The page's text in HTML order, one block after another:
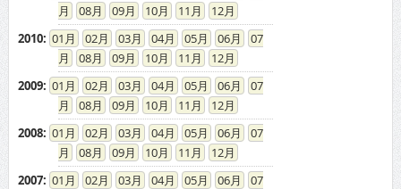
08
09 10 11
12
2010: 01 02 03 04 05 06
07
08
09 10 11
12
2009: 01 02 03 04 05 06
07
08
09 10 11
12
2008: 01 02 03 04 05 06
07
08
09 10 11
12
2007: 01 02 03 04 05 06
07